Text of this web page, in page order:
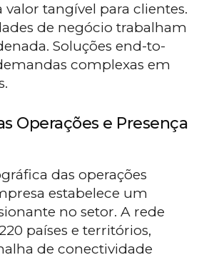
tangível para clientes.
de negócio trabalham
Soluções end-to-
complexas em
Operações e Presença
das operações
estabelece um
no setor. A rede
países e territórios,
de conectividade